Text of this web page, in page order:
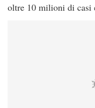
oltre 10 milioni di casi